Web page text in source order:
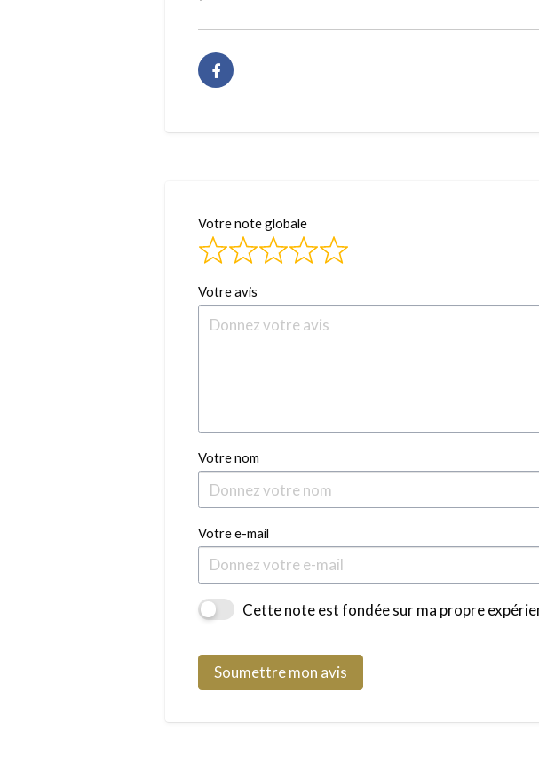
Votre note globale
Votre avis
Votre nom
Votre e-mail
Cette note est fondée sur ma propre
Soumettre mon avis